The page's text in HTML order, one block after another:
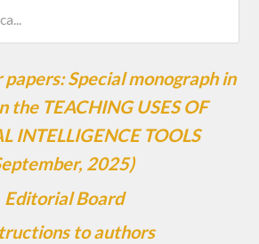
Special monograph in
the TEACHING USES OF
INTELLIGENCE TOOLS
2025)
Editorial Board
to authors